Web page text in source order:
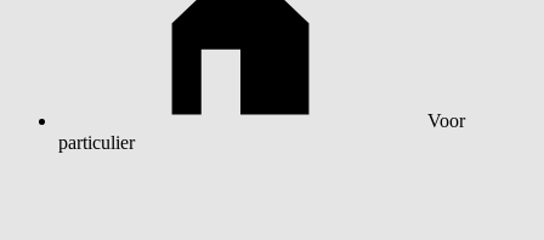
Voor
particulier